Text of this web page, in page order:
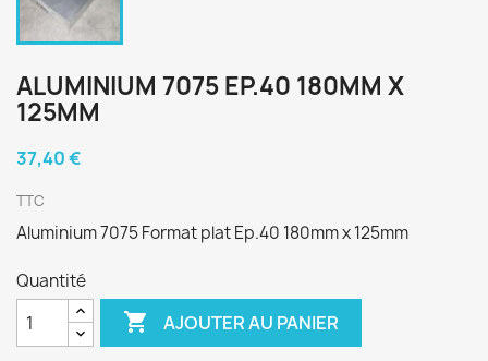
ALUMINIUM 7075 EP.40 180MM X
125MM
37,40 €
TTC
Aluminium 7075 Format plat Ep.40 180mm x 125mm
Quantité
 AJOUTER AU PANIER